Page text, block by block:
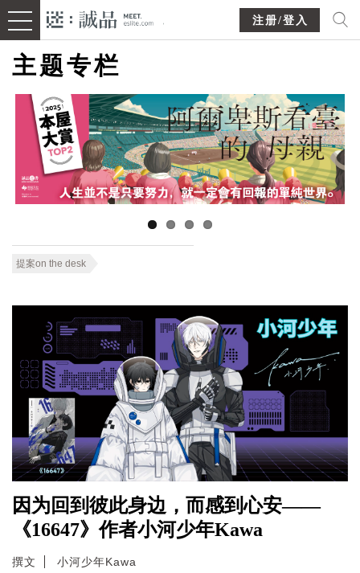
注册/登入
主题专栏
提案on the desk
因为回到彼此身边，而感到心安——
《16647》作者小河少年Kawa
撰文 小河少年Kawa